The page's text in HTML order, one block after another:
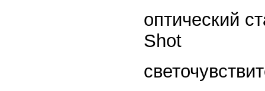
оптический
Shot